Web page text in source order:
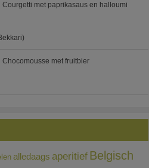
Courgetti met paprikasaus en halloumi
Chocomousse met fruitbier
alledaags aperitief Belgisch